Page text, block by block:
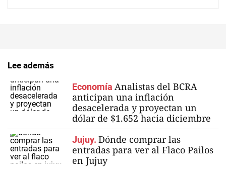
Lee además
Economía Analistas del BCRA
anticipan una inflación
desacelerada y proyectan un
dólar de $1.652 hacia diciembre
Jujuy. Dónde comprar las
entradas para ver al Flaco Pailos
en Jujuy